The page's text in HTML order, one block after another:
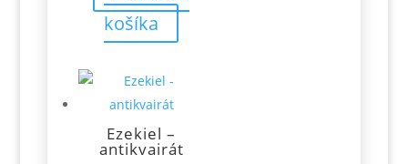
košíka
Ezekiel –
antikvairát